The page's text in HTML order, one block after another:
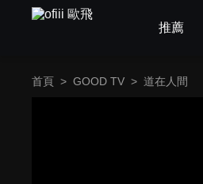
推薦
首頁 > GOOD TV > 道在人間